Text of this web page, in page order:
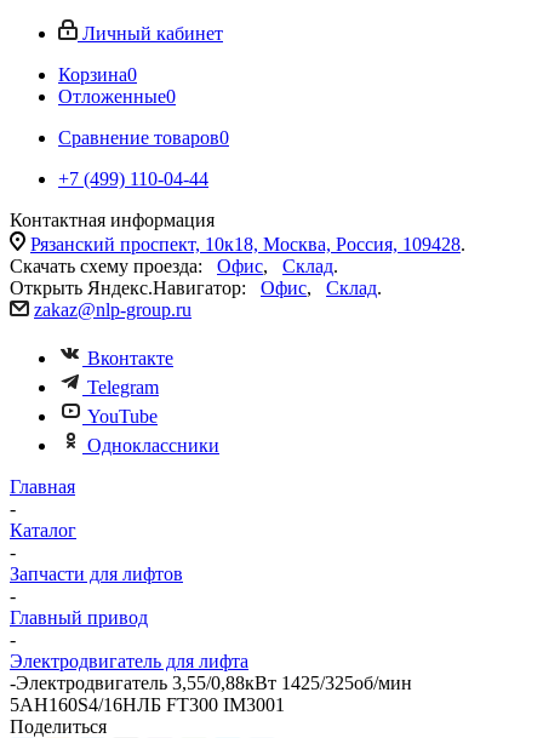
Личный кабинет
Корзина0
Отложенные0
Сравнение товаров0
+7 (499) 110-04-44
Контактная информация
Рязанский проспект, 10к18, Москва, Россия, 109428.
Скачать схему проезда: Офис, Склад.
Открыть Яндекс.Навигатор: Офис, Склад.
zakaz@nlp-group.ru
Вконтакте
Telegram
YouTube
Одноклассники
Главная
-
Каталог
-
Запчасти для лифтов
-
Главный привод
-
Электродвигатель для лифта
-Электродвигатель 3,55/0,88кВт 1425/325об/мин
5АН160S4/16НЛБ FT300 IM3001
Поделиться